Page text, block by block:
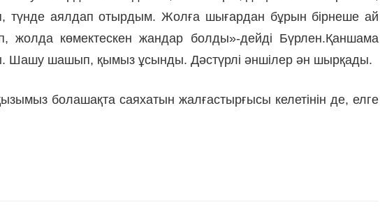
түнде аялдап отырдым. Жолға шығардан бұрын бірнеше ай
көмектескен жандар болды»-дейді Бүрлен.Қаншама
Шашу шашып, қымыз ұсынды. Дәстүрлі әншілер ән шырқады.
болашақта саяхатын жалғастырғысы келетінін де, елге